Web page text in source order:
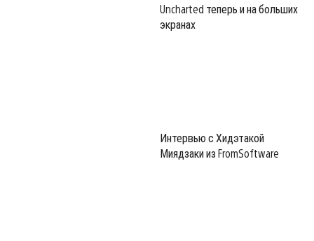
Uncharted теперь и на больших
экранах
Интервью с Хидэтакой
Миядзаки из FromSoftware